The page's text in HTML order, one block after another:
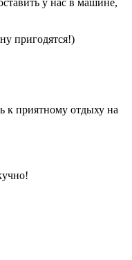
пригодятся!)
к приятному отдыху на